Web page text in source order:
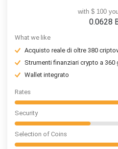
with $ 100
0.0628
What we like
Acquisto reale di oltre 380
Strumenti finanziari crypto a 360
Wallet integrato
Rates
Security
Selection of Coins